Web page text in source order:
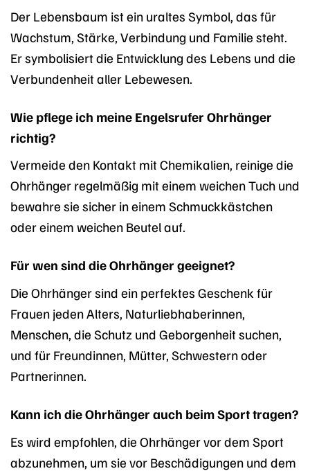
Der Lebensbaum ist ein uraltes Symbol, das für
Wachstum, Stärke, Verbindung und Familie steht.
Er symbolisiert die Entwicklung des Lebens und die
Verbundenheit aller Lebewesen.
Wie pflege ich meine Engelsrufer Ohrhänger
richtig?
Vermeide den Kontakt mit Chemikalien, reinige die
Ohrhänger regelmäßig mit einem weichen Tuch und
bewahre sie sicher in einem Schmuckkästchen
oder einem weichen Beutel auf.
Für wen sind die Ohrhänger geeignet?
Die Ohrhänger sind ein perfektes Geschenk für
Frauen jeden Alters, Naturliebhaberinnen,
Menschen, die Schutz und Geborgenheit suchen,
und für Freundinnen, Mütter, Schwestern oder
Partnerinnen.
Kann ich die Ohrhänger auch beim Sport tragen?
Es wird empfohlen, die Ohrhänger vor dem Sport
abzunehmen, um sie vor Beschädigungen und dem